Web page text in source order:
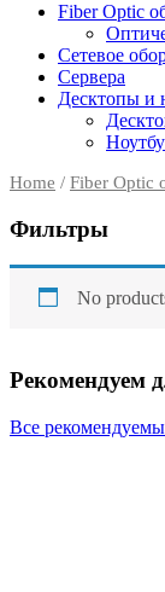
Fiber Optic
Сетевое
Сервера
Десктопы и
Home / Fiber Optic
Фильтры
No
Рекомендуем
Все